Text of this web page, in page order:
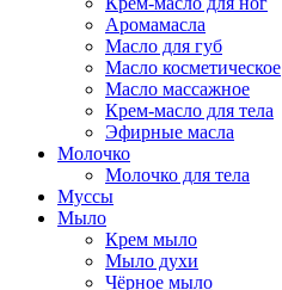
Аромамасла
Масло для губ
Масло косметическое
Масло массажное
Крем-масло для тела
Эфирные масла
Молочко
Молочко для тела
Муссы
Мыло
Крем мыло
Мыло духи
Чёрное мыло